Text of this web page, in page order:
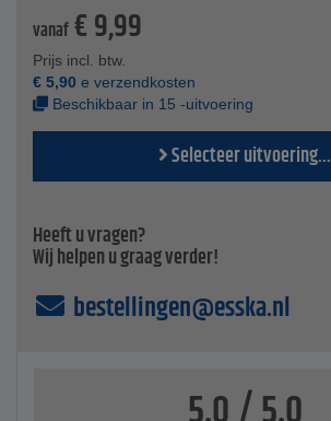
Levensduur - ca. 10.000 openingen
Rollen - 25 m
Kleuren - zwart of wit
vanaf €9,99
Prijs incl. btw.
€ 5,90 e verzendkosten
Beschikbaar in 15 -uitvoering
Selecteer uitvoering...
Heeft u vragen?
Wij helpen u graag verder!
bestellingen@esska.nl